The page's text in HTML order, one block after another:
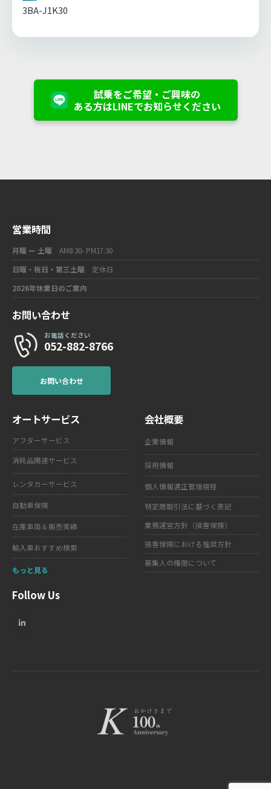
3BA-J1K30
試乗をご希望・ご興味の
ある方はLINEでお知らせください
営業時間
月曜 ー 土曜 AM8:30- PM17:30
日曜・祝日・第三土曜 定休日
2026年休業日のご案内
お問い合わせ
お電話ください
052-882-8766
お問い合わせ
オートサービス
アフターサービス
消耗品関連サービス
レンタカーサービス
自動車保険
在庫車両＆販売実績
輸入車おすすめ検索
もっと見る
会社概要
企業情報
採用情報
個人情報適正管理規程
特定商取引法に基づく表記
業務運営方針（損害保険）
損害保険における推奨方針
募集人の権限について
Follow Us